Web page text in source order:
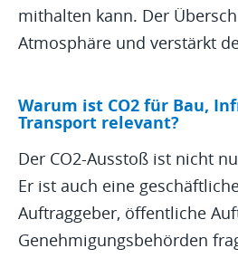
mithalten kann. Der
Atmosphäre und verstärkt
Warum ist CO2 für Bau,
Transport relevant?
Der CO2-Ausstoß ist nicht
Er ist auch eine
Auftraggeber, öffentliche
Genehmigungsbehörden